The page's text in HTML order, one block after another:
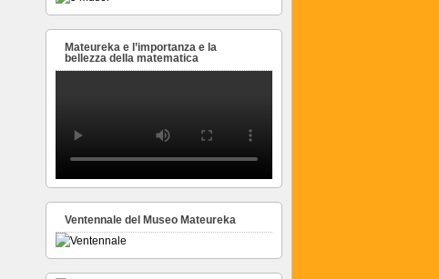
Mateureka e l’importanza e la
bellezza della matematica
Ventennale del Museo Mateureka